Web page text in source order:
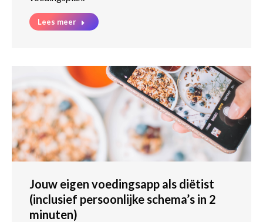
Lees meer
Jouw eigen voedingsapp als diëtist
(inclusief persoonlijke schema’s in 2
minuten)